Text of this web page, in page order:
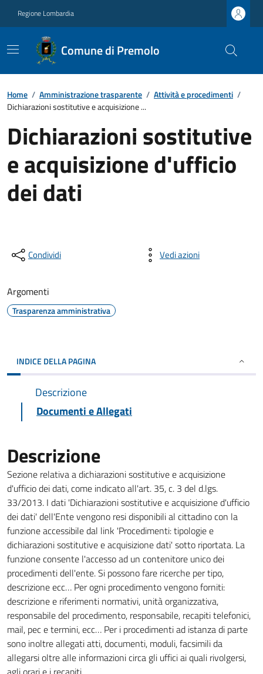
Regione Lombardia
Comune di Premolo
Home / Amministrazione trasparente / Attività e procedimenti /
Dichiarazioni sostitutive e acquisizione ...
Dichiarazioni sostitutive
e acquisizione d'ufficio
dei dati
Condividi Vedi azioni
Argomenti
Trasparenza amministrativa
INDICE DELLA PAGINA
Descrizione
Documenti e Allegati
Descrizione
Sezione relativa a dichiarazioni sostitutive e acquisizione
d'ufficio dei dati, come indicato all'art. 35, c. 3 del d.lgs.
33/2013. I dati 'Dichiarazioni sostitutive e acquisizione d'ufficio
dei dati' dell'Ente vengono resi disponibili al cittadino con la
funzione accessibile dal link 'Procedimenti: tipologie e
dichiarazioni sostitutive e acquisizione dati' sotto riportata. La
funzione consente l'accesso ad un contenitore unico dei
procedimenti dell'ente. Si possono fare ricerche per tipo,
descrizione ecc… Per ogni procedimento vengono forniti:
descrizione e riferimenti normativi, unità organizzativa,
responsabile del procedimento, responsabile, recapiti telefonici,
mail, pec e termini, ecc… Per i procedimenti ad istanza di parte
sono inoltre allegati atti, documenti, moduli, facsimili da
allegarsi oltre alle informazioni circa gli uffici ai quali rivolgersi,